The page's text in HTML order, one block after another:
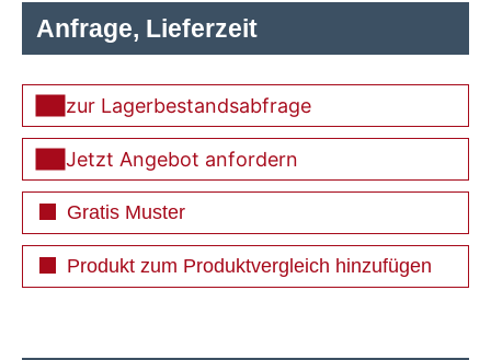
Anfrage, Lieferzeit
zur Lagerbestandsabfrage
Jetzt Angebot anfordern
Gratis Muster
Produkt zum Produktvergleich hinzufügen